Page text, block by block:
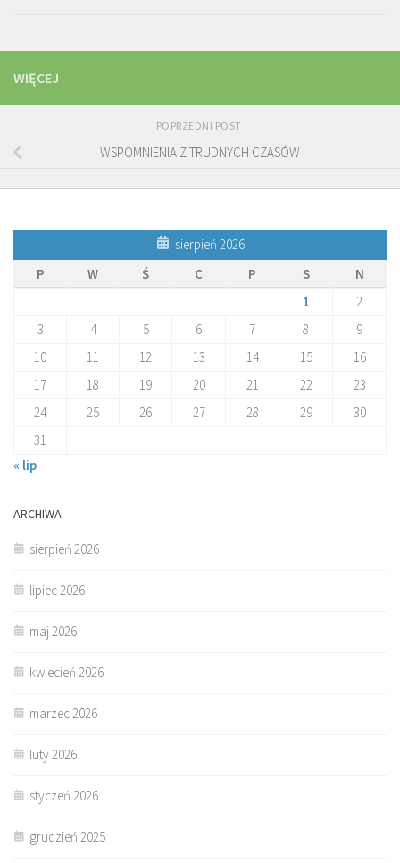
WIĘCEJ
POPRZEDNI POST
WSPOMNIENIA Z TRUDNYCH CZASÓW
sierpień 2026
P
W Ś C P S
N
1
2
3
4 5 6 7 8
9
10
11 12 13 14 15
16
17
18 19 20 21 22
23
24
25 26 27 28 29
30
31
« lip
ARCHIWA
sierpień 2026
lipiec 2026
maj 2026
kwiecień 2026
marzec 2026
luty 2026
styczeń 2026
grudzień 2025